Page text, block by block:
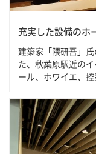
充実した設備のホ
建築家「隈研吾」
た、秋葉原駅近の
ール、ホワイエ、